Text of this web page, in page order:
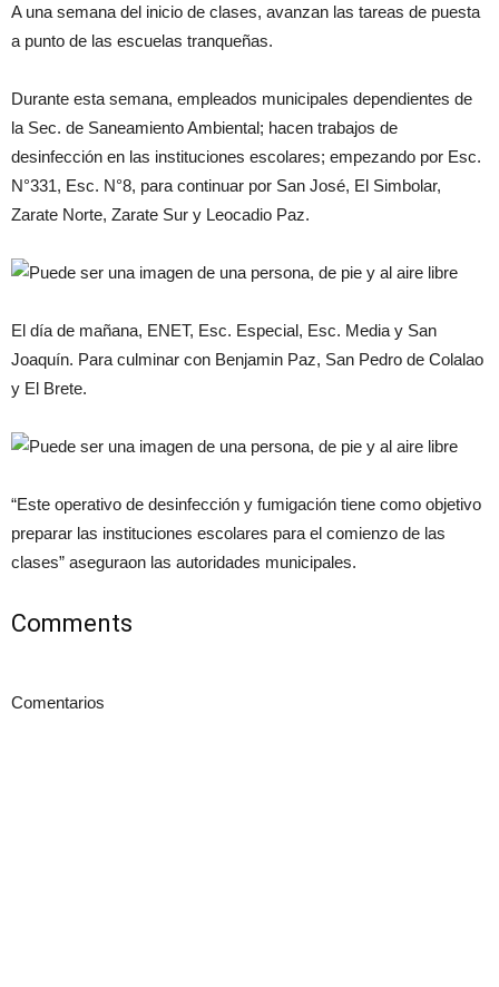
A una semana del inicio de clases, avanzan las tareas de puesta
a punto de las escuelas tranqueñas.
Durante esta semana, empleados municipales dependientes de
la Sec. de Saneamiento Ambiental; hacen trabajos de
desinfección en las instituciones escolares; empezando por Esc.
N°331, Esc. N°8, para continuar por San José, El Simbolar,
Zarate Norte, Zarate Sur y Leocadio Paz.
El día de mañana, ENET, Esc. Especial, Esc. Media y San
Joaquín. Para culminar con Benjamin Paz, San Pedro de Colalao
y El Brete.
“Este operativo de desinfección y fumigación tiene como objetivo
preparar las instituciones escolares para el comienzo de las
clases” aseguraon las autoridades municipales.
Comments
Comentarios